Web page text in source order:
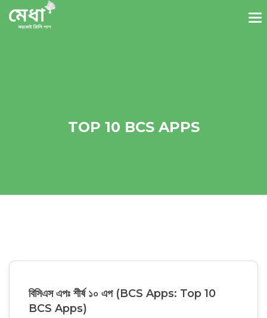
TOP 10 BCS APPS
বিসিএস এপঃ শীর্ষ ১০ এপ (BCS Apps: Top 10
BCS Apps)